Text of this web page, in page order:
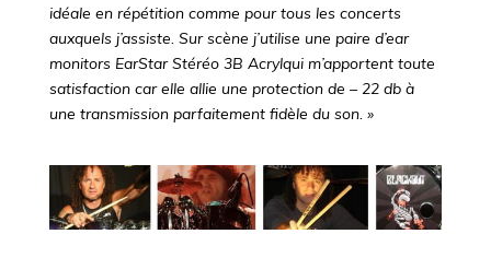
idéale en répétition comme pour tous les concerts
auxquels j’assiste. Sur scène j’utilise une paire d’ear
monitors EarStar Stéréo 3B Acrylqui m’apportent toute
satisfaction car elle allie une protection de – 22 db à
une transmission parfaitement fidèle du son. »